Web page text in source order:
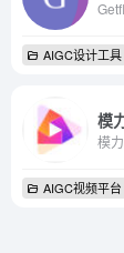
AIGC设计工具
模
AIGC视频平台